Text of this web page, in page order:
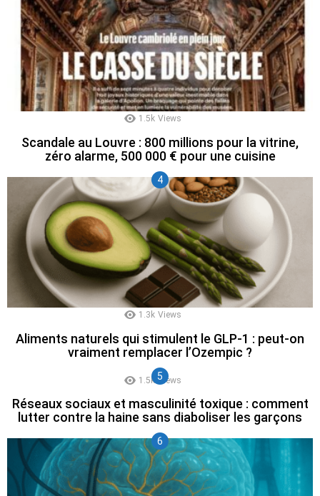
1.5k Views
Scandale au Louvre : 800 millions pour la vitrine,
zéro alarme, 500 000 € pour une cuisine
1.3k Views
Aliments naturels qui stimulent le GLP-1 : peut-on
vraiment remplacer l’Ozempic ?
1.5k Views
Réseaux sociaux et masculinité toxique : comment
lutter contre la haine sans diaboliser les garçons